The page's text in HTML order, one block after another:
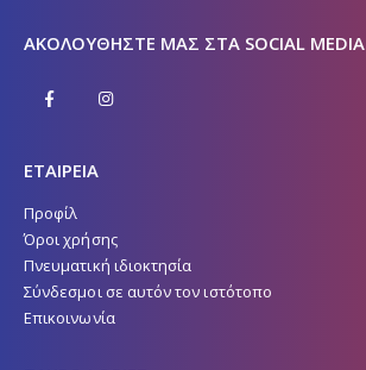
ΑΚΟΛΟΥΘΉΣΤΕ ΜΑΣ ΣΤΑ SOCIAL MEDIA
ΕΤΑΙΡΕΙΑ
Προφίλ
Όροι χρήσης
Πνευματική ιδιοκτησία
Σύνδεσμοι σε αυτόν τον ιστότοπο
Επικοινωνία